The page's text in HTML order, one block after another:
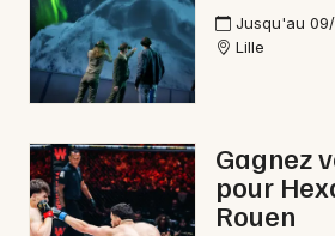
Actus à Dunkerque
Magazine à Dunkerque
Jusqu'au
Lille
Gagnez
pour
Rouen